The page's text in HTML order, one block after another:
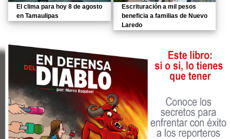
El clima para hoy 8 de agosto
en Tamaulipas
Escrituración a mil pesos
beneficia a familias de Nuevo
Laredo